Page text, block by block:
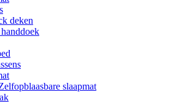
deken
slaapmat